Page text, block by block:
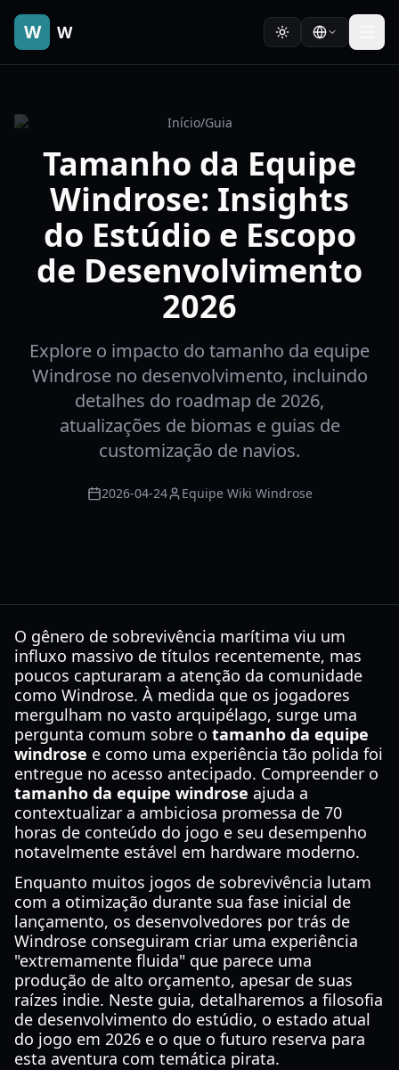
W W
Início/Guia
Tamanho da Equipe
Windrose: Insights
do Estúdio e Escopo
de Desenvolvimento
2026
Explore o impacto do tamanho da equipe
Windrose no desenvolvimento, incluindo
detalhes do roadmap de 2026,
atualizações de biomas e guias de
customização de navios.
2026-04-24 Equipe Wiki Windrose
O gênero de sobrevivência marítima viu um
influxo massivo de títulos recentemente, mas
poucos capturaram a atenção da comunidade
como Windrose. À medida que os jogadores
mergulham no vasto arquipélago, surge uma
pergunta comum sobre o tamanho da equipe
windrose e como uma experiência tão polida foi
entregue no acesso antecipado. Compreender o
tamanho da equipe windrose ajuda a
contextualizar a ambiciosa promessa de 70
horas de conteúdo do jogo e seu desempenho
notavelmente estável em hardware moderno.
Enquanto muitos jogos de sobrevivência lutam
com a otimização durante sua fase inicial de
lançamento, os desenvolvedores por trás de
Windrose conseguiram criar uma experiência
"extremamente fluida" que parece uma
produção de alto orçamento, apesar de suas
raízes indie. Neste guia, detalharemos a filosofia
de desenvolvimento do estúdio, o estado atual
do jogo em 2026 e o que o futuro reserva para
esta aventura com temática pirata.